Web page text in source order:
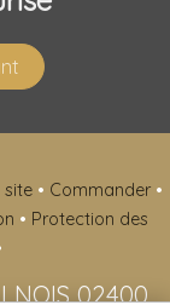
site • Commander •
• Protection des
02400